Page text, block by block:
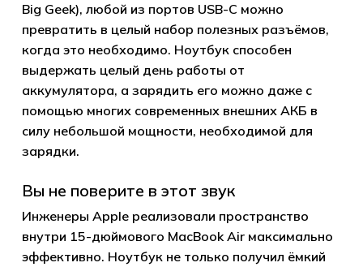
Big Geek), любой из портов USB-C можно
превратить в целый набор полезных разъёмов,
когда это необходимо. Ноутбук способен
выдержать целый день работы от
аккумулятора, а зарядить его можно даже с
помощью многих современных внешних АКБ в
силу небольшой мощности, необходимой для
зарядки.
Вы не поверите в этот звук
Инженеры Apple реализовали пространство
внутри 15-дюймового MacBook Air максимально
эффективно. Ноутбук не только получил ёмкий